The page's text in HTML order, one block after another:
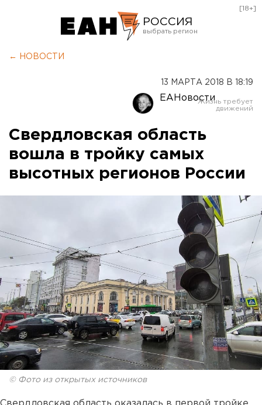
РОССИЯ
Оренбург
[18+]
← НОВОСТИ
13 МАРТА 2018 В 18:19
ЕАНовости
Свердловская область
вошла в тройку самых
высотных регионов России
© Фото из открытых источников